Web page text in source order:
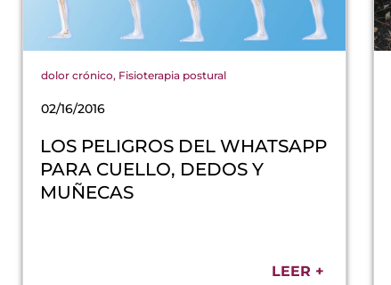
dolor crónico, Fisioterapia postural
02/16/2016
LOS PELIGROS DEL WHATSAPP
PARA CUELLO, DEDOS Y
MUÑECAS
LEER +